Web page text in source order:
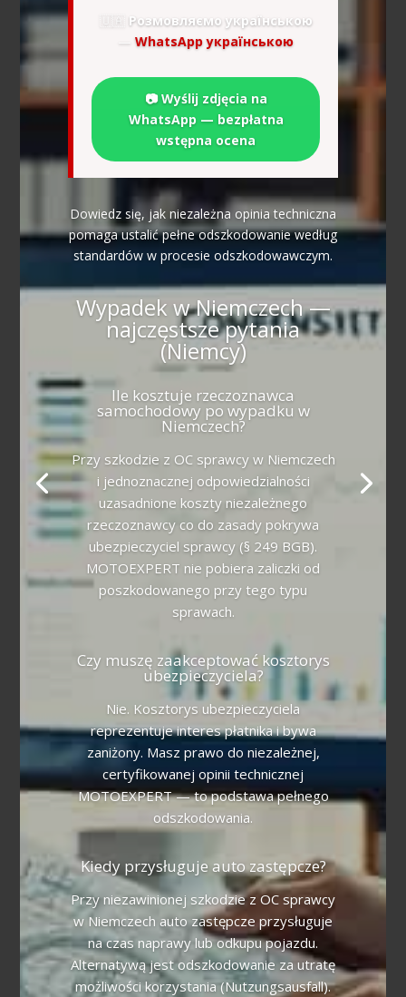
🇺🇦 Розмовляємо українською
— WhatsApp українською
📷 Wyślij zdjęcia na
WhatsApp — bezpłatna
wstępna ocena
Dowiedz się, jak niezależna opinia techniczna
pomaga ustalić pełne odszkodowanie według
standardów w procesie odszkodowawczym.
Wypadek w Niemczech —
najczęstsze pytania
(Niemcy)
Ile kosztuje rzeczoznawca
samochodowy po wypadku w
Niemczech?
Przy szkodzie z OC sprawcy w Niemczech
i jednoznacznej odpowiedzialności
uzasadnione koszty niezależnego
rzeczoznawcy co do zasady pokrywa
ubezpieczyciel sprawcy (§ 249 BGB).
MOTOEXPERT nie pobiera zaliczki od
poszkodowanego przy tego typu
sprawach.
Czy muszę zaakceptować kosztorys
ubezpieczyciela?
Nie. Kosztorys ubezpieczyciela
reprezentuje interes płatnika i bywa
zaniżony. Masz prawo do niezależnej,
certyfikowanej opinii technicznej
MOTOEXPERT — to podstawa pełnego
odszkodowania.
Kiedy przysługuje auto zastępcze?
Przy niezawinionej szkodzie z OC sprawcy
w Niemczech auto zastępcze przysługuje
na czas naprawy lub odkupu pojazdu.
Alternatywą jest odszkodowanie za utratę
możliwości korzystania (Nutzungsausfall).